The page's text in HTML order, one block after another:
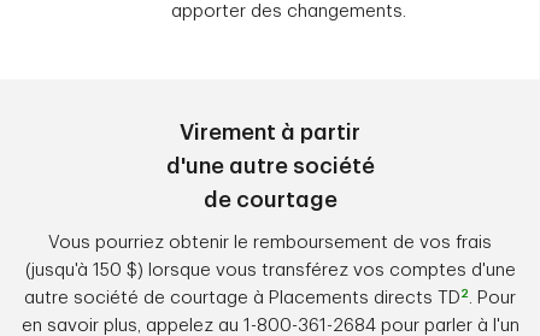
apporter des changements.
Virement à partir
d'une autre société
de courtage
Vous pourriez obtenir le remboursement de vos frais
(jusqu'à 150 $) lorsque vous transférez vos comptes d'une
autre société de courtage à Placements directs TD 2
. Pour
en savoir plus, appelez au 1-800-361-2684 pour parler à l'un